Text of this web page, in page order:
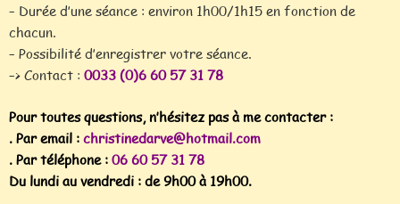
– Durée d’une séance : environ 1h00/1h15 en fonction de
chacun.
– Possibilité d’enregistrer votre séance.
–> Contact : 0033 (0)6 60 57 31 78
Pour toutes questions, n’hésitez pas à me contacter :
. Par email :christinedarve@hotmail.com
. Par téléphone :06 60 57 31 78
Du lundi au vendredi : de 9h00 à 19h00.